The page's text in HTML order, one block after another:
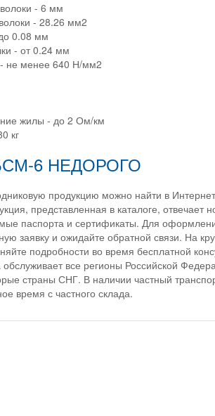
- 6 мм
- 28.26 мм2
0.08 мм
- от 0.24 мм
не менее 640 Н/мм2
жилы - до 2 Ом/км
кг
6 НЕДОРОГО
продукцию можно найти в
представленная в каталоге, отвечает
паспорта и сертификаты. Для
заявку и ожидайте обратной связи. На
подробности во время бесплатной
все регионы Российской
страны СНГ. В наличии частный
время с частного склада.